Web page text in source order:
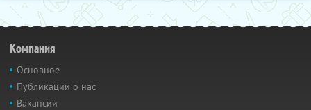
Компания
Основное
Публикации о нас
Вакансии